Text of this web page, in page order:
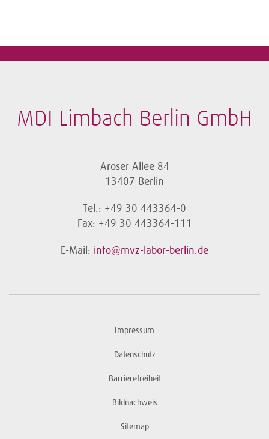
MDI Limbach Berlin GmbH
Aroser Allee 84
13407 Berlin
Tel.: +49 30 443364-0
Fax: +49 30 443364-111
E-Mail: info@mvz-labor-berlin.de
Impressum
Datenschutz
Barrierefreiheit
Bildnachweis
Sitemap